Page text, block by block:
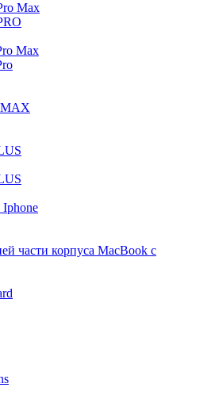
Max
Max
Iphone
части корпуса MacBook с